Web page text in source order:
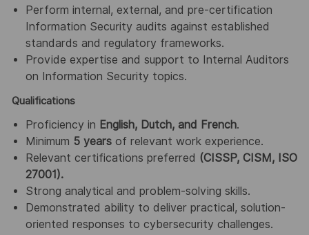
Perform internal, external, and pre-certification
Information Security audits against established
standards and regulatory frameworks.
Provide expertise and support to Internal Auditors
on Information Security topics.
Qualifications
Proficiency in English, Dutch, and French.
Minimum 5 yearsof relevant work experience.
Relevant certifications preferred (CISSP, CISM, ISO
27001).
Strong analytical and problem-solving skills.
Demonstrated ability to deliver practical, solution-
oriented responses to cybersecurity challenges.